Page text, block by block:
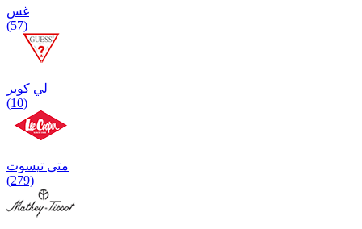
غس
(57)
لي كوبر
(10)
متی تیسوت
(279)